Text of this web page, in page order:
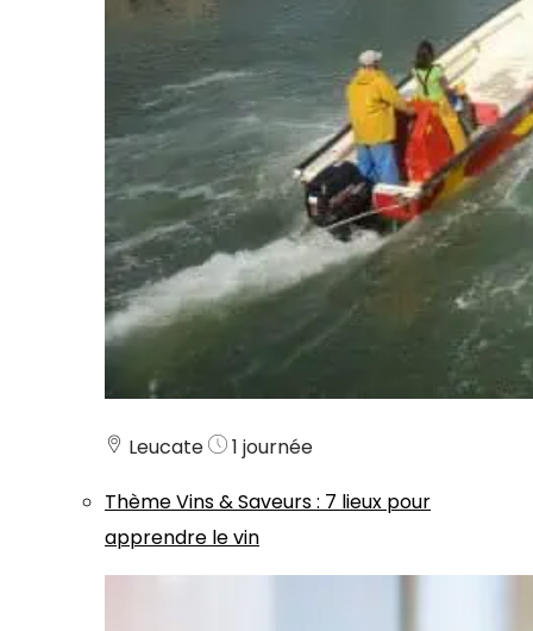
Leucate
1 journée
ThèmeVins & Saveurs: 7 lieux pour
apprendre le vin